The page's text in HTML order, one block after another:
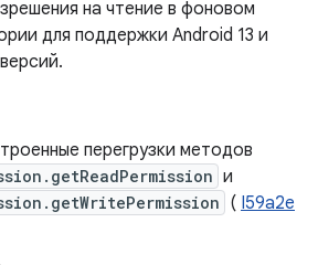
на чтение в фоновом
для поддержки Android 13 и
перегрузки методов
и
( I59a2e